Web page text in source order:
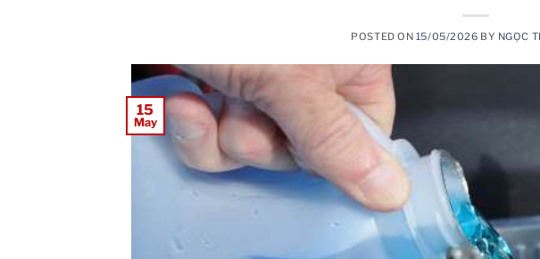
POSTED ON 15/05/2026 BY NGỌC
15
May